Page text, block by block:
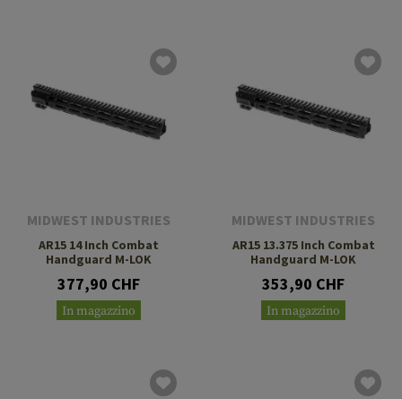
MIDWEST INDUSTRIES
AR15 14 Inch Combat
Handguard M-LOK
377,90 CHF
In magazzino
MIDWEST INDUSTRIES
AR15 13.375 Inch Combat
Handguard M-LOK
353,90 CHF
In magazzino